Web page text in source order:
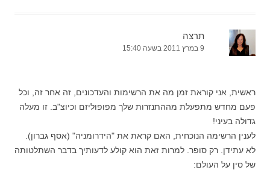
תרצה
9 במרץ 2011 בשעה 15:40
ראשית, אני קוראת זמן מה את הרשימות והעדכונים, זה אחר זה, וכל
פעם מחדש מתפעלת מההתנזרות שלך מפופוליזם וכיוצ"ב. זו מעלה
גדולה בעיני!
לענין הרשימה הנוכחית, האם קראת את "הידרומניה" (אסף גברון).
לא עתידן. רק סופר. למרות זאת הוא קולע לדעותיך בדבר השתלטותה
של סין על העולם: